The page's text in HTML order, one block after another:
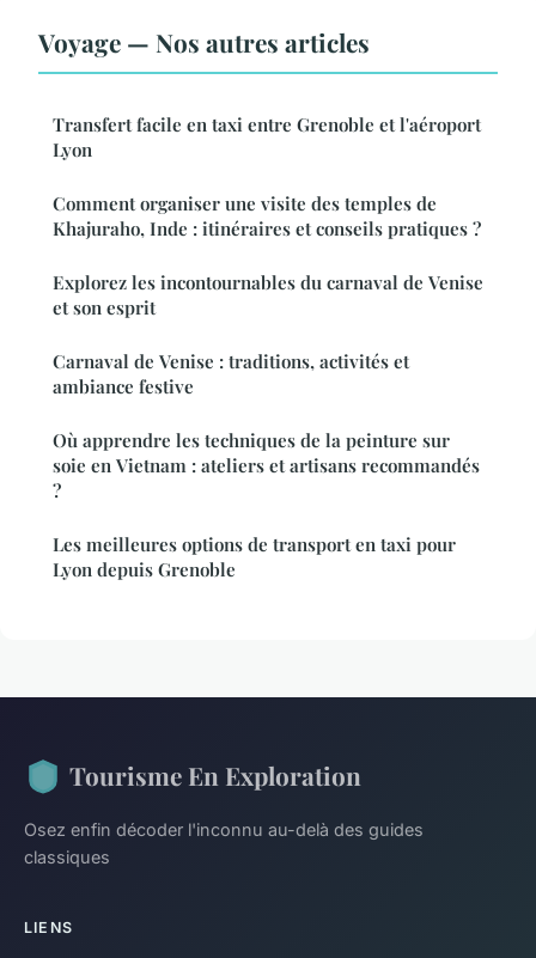
Voyage — Nos autres articles
Transfert facile en taxi entre Grenoble et l'aéroport
Lyon
Comment organiser une visite des temples de
Khajuraho, Inde : itinéraires et conseils pratiques ?
Explorez les incontournables du carnaval de Venise
et son esprit
Carnaval de Venise : traditions, activités et
ambiance festive
Où apprendre les techniques de la peinture sur
soie en Vietnam : ateliers et artisans recommandés
?
Les meilleures options de transport en taxi pour
Lyon depuis Grenoble
Tourisme En Exploration
Osez enfin décoder l'inconnu au-delà des guides
classiques
LIENS